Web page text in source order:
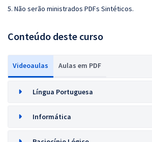
5. Não serão ministrados PDFs Sintéticos.
Conteúdo deste curso
Videoaulas Aulas em PDF
Língua Portuguesa
Informática